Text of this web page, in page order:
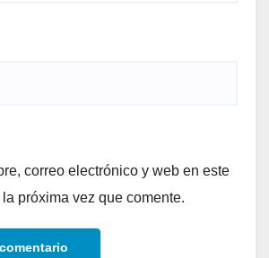
correo electrónico y web en este
próxima vez que comente.